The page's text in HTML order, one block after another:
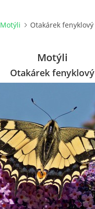
Motýli Otakárek fenyklový
Motýli
Otakárek fenyklový